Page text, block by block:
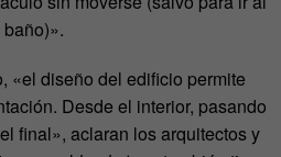
baño)».
«el diseño del edificio permite
Desde el interior, pasando
final», aclaran los arquitectos y